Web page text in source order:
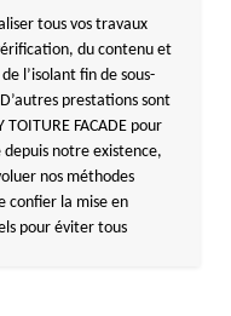
tous vos travaux
du contenu et
l’isolant fin de sous-
prestations sont
FACADE pour
notre existence,
nos méthodes
confier la mise en
pour éviter tous